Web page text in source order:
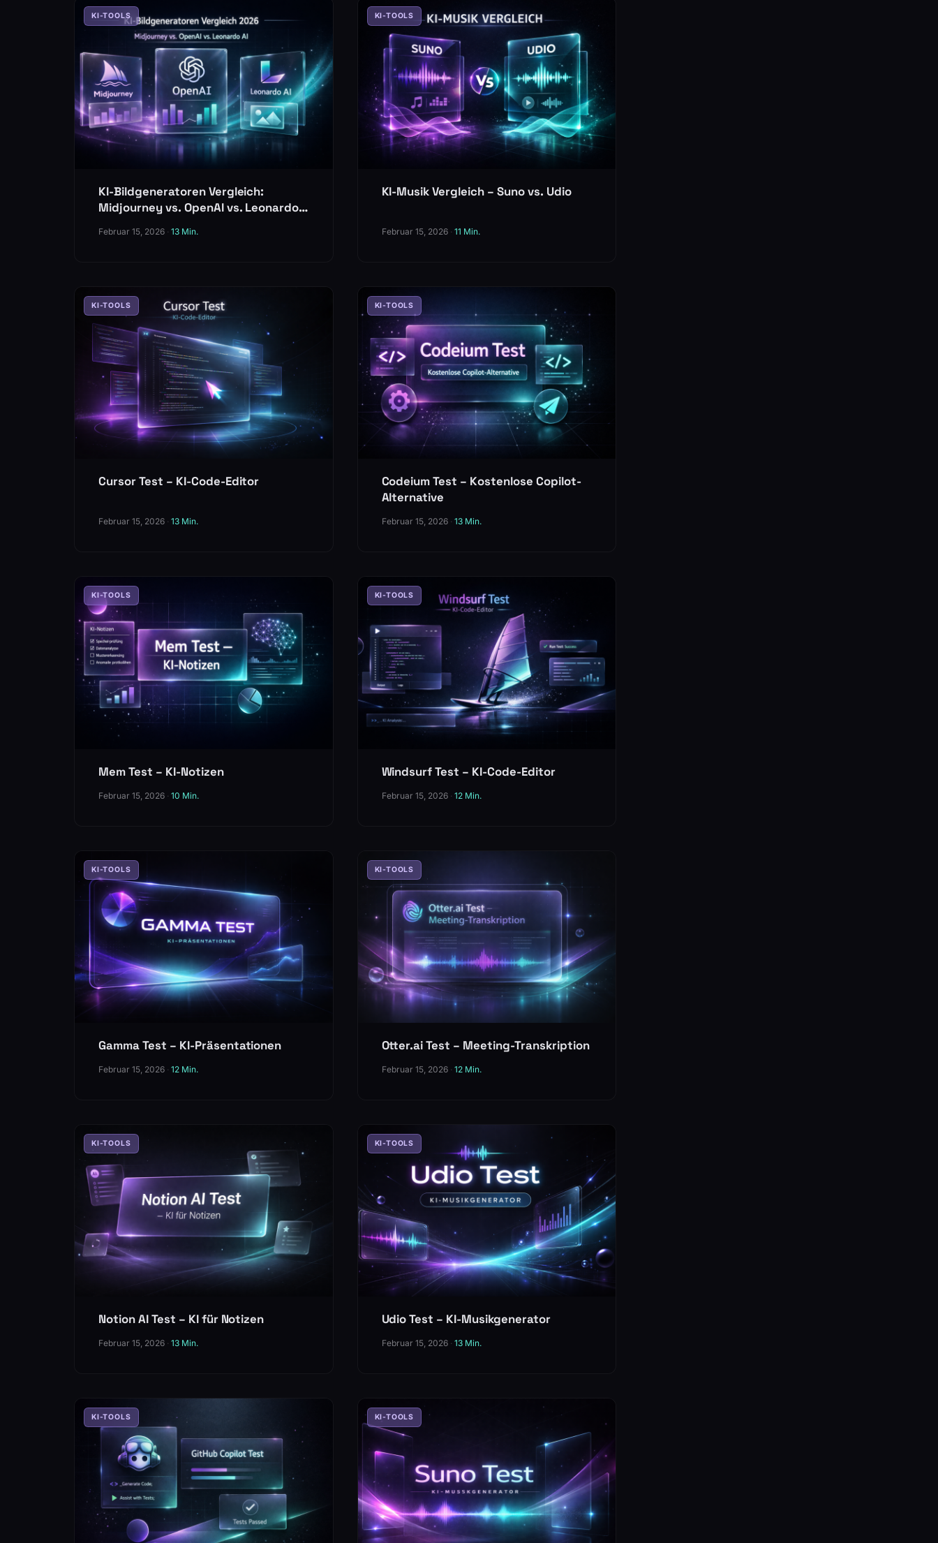
KI-TOOLS
KI-Bildgeneratoren Vergleich:
Midjourney vs. OpenAI vs. Leonardo
Februar 15, 2026 · 13 Min.
KI-TOOLS
KI-Musik Vergleich – Suno vs. Udio
Februar 15, 2026 · 11 Min.
KI-TOOLS
Cursor Test – KI-Code-Editor
Februar 15, 2026 · 13 Min.
KI-TOOLS
Codeium Test – Kostenlose Copilot-
Alternative
Februar 15, 2026 · 13 Min.
KI-TOOLS
Mem Test – KI-Notizen
Februar 15, 2026 · 10 Min.
KI-TOOLS
Windsurf Test – KI-Code-Editor
Februar 15, 2026 · 12 Min.
KI-TOOLS
Gamma Test – KI-Präsentationen
Februar 15, 2026 · 12 Min.
KI-TOOLS
Otter.ai Test – Meeting-Transkription
Februar 15, 2026 · 12 Min.
KI-TOOLS
Notion AI Test – KI für Notizen
Februar 15, 2026 · 13 Min.
KI-TOOLS
Udio Test – KI-Musikgenerator
Februar 15, 2026 · 13 Min.
KI-TOOLS KI-TOOLS